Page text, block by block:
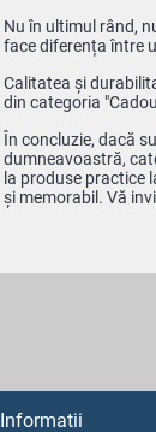
Nu în ultimul rând,
face diferența între
Calitatea și
din categoria
În concluzie, dacă
dumneavoastră,
la produse practice
și memorabil. Vă
Informatii